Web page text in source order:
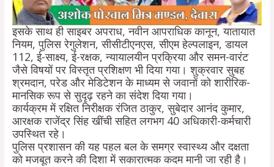
इसके साथ ही साइबर अपराध, नवीन आपराधिक कानून, यातायात
नियम, पुलिस रेगुलेशन, सीसीटीएनएस, सीएम हेल्पलाइन, डायल
112, ई-साक्ष्य, ई-रक्षक, न्यायालयीन प्रक्रिया और समन-वारंट
जैसे विषयों पर विस्तृत प्रशिक्षण भी दिया गया। शुक्रवार सुबह
श्रमदान, परेड और मेडिटेशन के माध्यम से जवानों को शारीरिक-
मानसिक रूप से सुदृढ़ रहने का संदेश दिया गया।
कार्यक्रम में रक्षित निरीक्षक रंजित ठाकुर, सुबेदार आनंद कुमार,
आरक्षक राजेंद्र सिंह खींची सहित लगभग 40 अधिकारी-कर्मचारी
उपस्थित रहे।
पुलिस प्रशासन की यह पहल बल के समग्र स्वास्थ्य और दक्षता
को मजबूत करने की दिशा में सकारात्मक कदम मानी जा रही है।